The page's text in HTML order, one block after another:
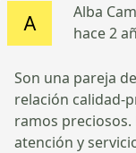
Alba
hace 2
Son una pareja
relación calidad-
ramos
atención y